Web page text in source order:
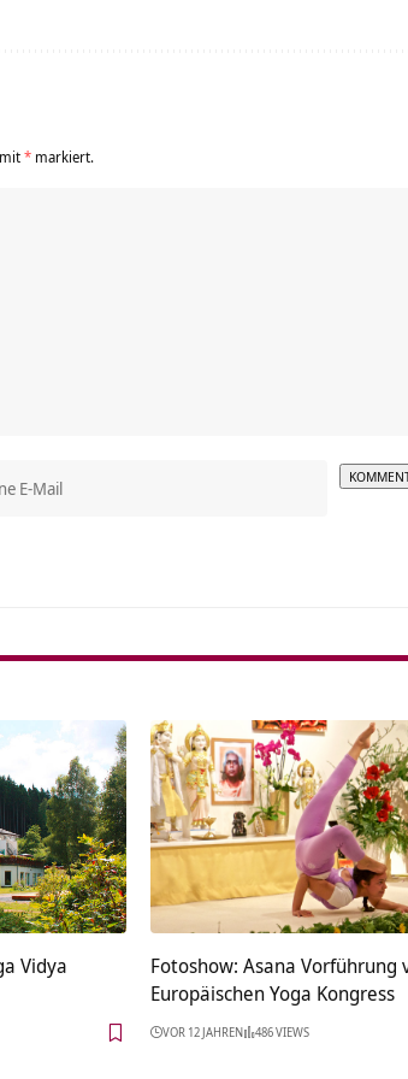
* markiert.
Vidya
Fotoshow: Asana Vorführung
Europäischen Yoga Kongress
VOR 12 JAHREN 486 VIEWS